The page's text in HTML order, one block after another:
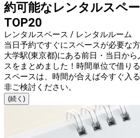
約可能なレンタルスペ
TOP20
レンタルスペース / レンタルルーム
当日予約ですぐにスペースが必要な
大学駅(東京都)にある前日・当日か
スをまとめました！時間単位で借り
スペースは、時間が合えば今すぐ入
非ご検討ください。
(続く)